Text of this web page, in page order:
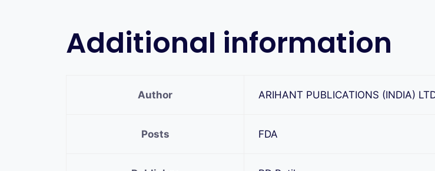
Additional information
Author ARIHANT PUBLICATIONS (INDIA)
Posts FDA